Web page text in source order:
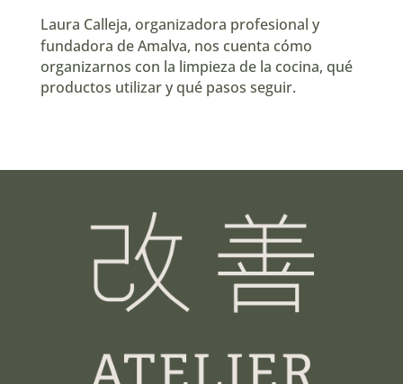
Laura Calleja, organizadora profesional y
fundadora deAmalva, nos cuenta cómo
organizarnos con la limpieza de la cocina, qué
productos utilizar y qué pasos seguir.